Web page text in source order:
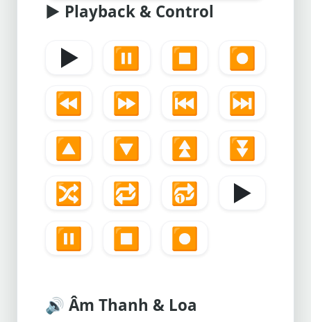
▶️ Playback & Control
▶️ ⏸️ ⏹️
⏺️
⏪
⏩ ⏮️
⏭️
🔼
🔽 ⏫
⏬
🔀
🔁 🔂
▶️
⏸️
⏹️ ⏺️
🔊 Âm Thanh & Loa